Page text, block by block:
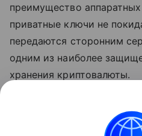
преимущество
приватные ключи не
передаются сторонним
одним из наиболее
хранения криптовалюты.
активнее скупать